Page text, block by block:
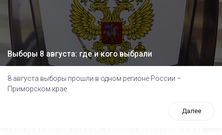
Выборы 8 августа: где и кого выбрали
8 августа выборы прошли в одном регионе России –
Приморском крае.
Далее